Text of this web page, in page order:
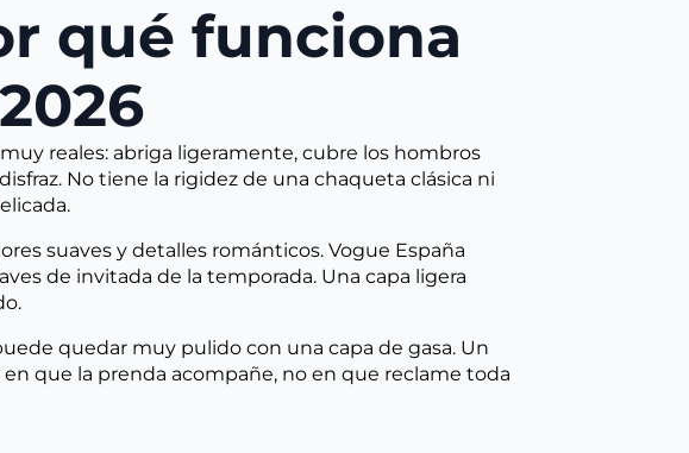
qué funciona
reales: abriga ligeramente, cubre los hombros
No tiene la rigidez de una chaqueta clásica ni
suaves y detalles románticos. Vogue España
de invitada de la temporada. Una capa ligera
quedar muy pulido con una capa de gasa. Un
que la prenda acompañe, no en que reclame toda